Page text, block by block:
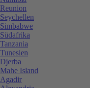
Reunion
Seychellen
Simbabwe
Südafrika
Tanzania
Tunesien
Djerba
Mahe Island
Agadir